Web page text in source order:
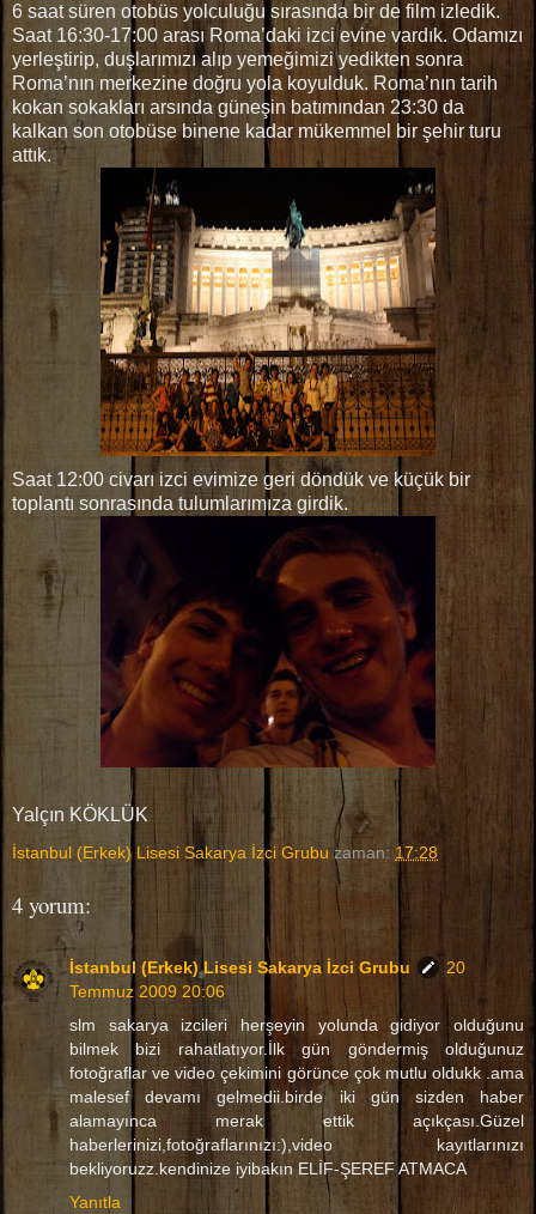
6 saat süren otobüs yolculuğu sırasında bir de film izledik.
Saat 16:30-17:00 arası Roma’daki izci evine vardık. Odamızı
yerleştirip, duşlarımızı alıp yemeğimizi yedikten sonra
Roma’nın merkezine doğru yola koyulduk. Roma’nın tarih
kokan sokakları arsında güneşin batımından 23:30 da
kalkan son otobüse binene kadar mükemmel bir şehir turu
attık.
Saat 12:00 civarı izci evimize geri döndük ve küçük bir
toplantı sonrasında tulumlarımıza girdik.
Yalçın KÖKLÜK
İstanbul (Erkek) Lisesi Sakarya İzci Grubu zaman: 17:28
4 yorum:
İstanbul (Erkek) Lisesi Sakarya İzci Grubu
20
Temmuz 2009 20:06
slm sakarya izcileri herşeyin yolunda gidiyor olduğunu
bilmek bizi rahatlatıyor.İlk gün göndermiş olduğunuz
fotoğraflar ve video çekimini görünce çok mutlu oldukk .ama
malesef devamı gelmedii.birde iki gün sizden haber
alamayınca merak ettik açıkçası.Güzel
haberlerinizi,fotoğraflarınızı:),video kayıtlarınızı
bekliyoruzz.kendinize iyibakın ELİF-ŞEREF ATMACA
Yanıtla